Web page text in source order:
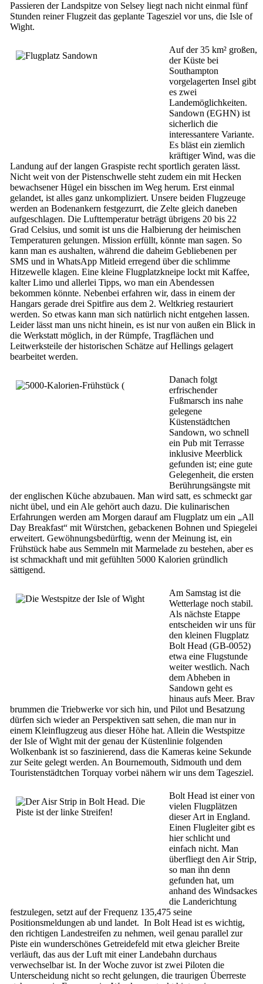
Passieren der Landspitze von Selsey liegt nach nicht einmal fünf
Stunden reiner Flugzeit das geplante Tagesziel vor uns, die Isle of
Wight.
Auf der 35 km² großen,
der Küste bei
Southampton
vorgelagerten Insel gibt
es zwei
Landemöglichkeiten.
Sandown (EGHN) ist
sicherlich die
interessantere Variante.
Es bläst ein ziemlich
kräftiger Wind, was die
Landung auf der langen Graspiste recht sportlich geraten lässt.
Nicht weit von der Pistenschwelle steht zudem ein mit Hecken
bewachsener Hügel ein bisschen im Weg herum. Erst einmal
gelandet, ist alles ganz unkompliziert. Unsere beiden Flugzeuge
werden an Bodenankern festgezurrt, die Zelte gleich daneben
aufgeschlagen. Die Lufttemperatur beträgt übrigens 20 bis 22
Grad Celsius, und somit ist uns die Halbierung der heimischen
Temperaturen gelungen. Mission erfüllt, könnte man sagen. So
kann man es aushalten, während die daheim Gebliebenen per
SMS und in WhatsApp Mitleid erregend über die schlimme
Hitzewelle klagen. Eine kleine Flugplatzkneipe lockt mit Kaffee,
kalter Limo und allerlei Tipps, wo man ein Abendessen
bekommen könnte. Nebenbei erfahren wir, dass in einem der
Hangars gerade drei Spitfire aus dem 2. Weltkrieg restauriert
werden. So etwas kann man sich natürlich nicht entgehen lassen.
Leider lässt man uns nicht hinein, es ist nur von außen ein Blick in
die Werkstatt möglich, in der Rümpfe, Tragflächen und
Leitwerksteile der historischen Schätze auf Hellings gelagert
bearbeitet werden.
Danach folgt
erfrischender
Fußmarsch ins nahe
gelegene
Küstenstädtchen
Sandown, wo schnell
ein Pub mit Terrasse
inklusive Meerblick
gefunden ist; eine gute
Gelegenheit, die ersten
Berührungsängste mit
der englischen Küche abzubauen. Man wird satt, es schmeckt gar
nicht übel, und ein Ale gehört auch dazu. Die kulinarischen
Erfahrungen werden am Morgen darauf am Flugplatz um ein „All
Day Breakfast“ mit Würstchen, gebackenen Bohnen und Spiegelei
erweitert. Gewöhnungsbedürftig, wenn der Meinung ist, ein
Frühstück habe aus Semmeln mit Marmelade zu bestehen, aber es
ist schmackhaft und mit gefühlten 5000 Kalorien gründlich
sättigend.
Am Samstag ist die
Wetterlage noch stabil.
Als nächste Etappe
entscheiden wir uns für
den kleinen Flugplatz
Bolt Head (GB-0052)
etwa eine Flugstunde
weiter westlich. Nach
dem Abheben in
Sandown geht es
hinaus aufs Meer. Brav
brummen die Triebwerke vor sich hin, und Pilot und Besatzung
dürfen sich wieder an Perspektiven satt sehen, die man nur in
einem Kleinflugzeug aus dieser Höhe hat. Allein die Westspitze
der Isle of Wight mit der genau der Küstenlinie folgenden
Wolkenbank ist so faszinierend, dass die Kameras keine Sekunde
zur Seite gelegt werden. An Bournemouth, Sidmouth und dem
Touristenstädtchen Torquay vorbei nähern wir uns dem Tagesziel.
Bolt Head ist einer von
vielen Flugplätzen
dieser Art in England.
Einen Flugleiter gibt es
hier schlicht und
einfach nicht. Man
überfliegt den Air Strip,
so man ihn denn
gefunden hat, um
anhand des Windsackes
die Landerichtung
festzulegen, setzt auf der Frequenz 135,475 seine
Positionsmeldungen ab und landet. In Bolt Head ist es wichtig,
den richtigen Landestreifen zu nehmen, weil genau parallel zur
Piste ein wunderschönes Getreidefeld mit etwa gleicher Breite
verläuft, das aus der Luft mit einer Landebahn durchaus
verwechselbar ist. In der Woche zuvor ist zwei Piloten die
Unterscheidung nicht so recht gelungen, die traurigen Überreste